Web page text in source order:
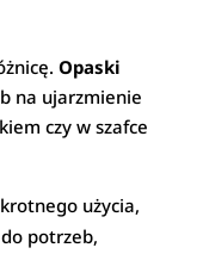
Opaski
na ujarzmienie
czy w szafce
użycia,
potrzeb,